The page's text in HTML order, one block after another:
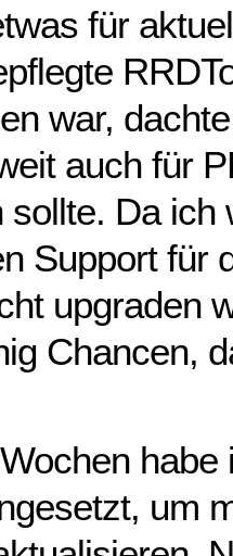
für
war,
auch für
sollte. Da ich
Support für
upgraden
Chancen,
habe
um